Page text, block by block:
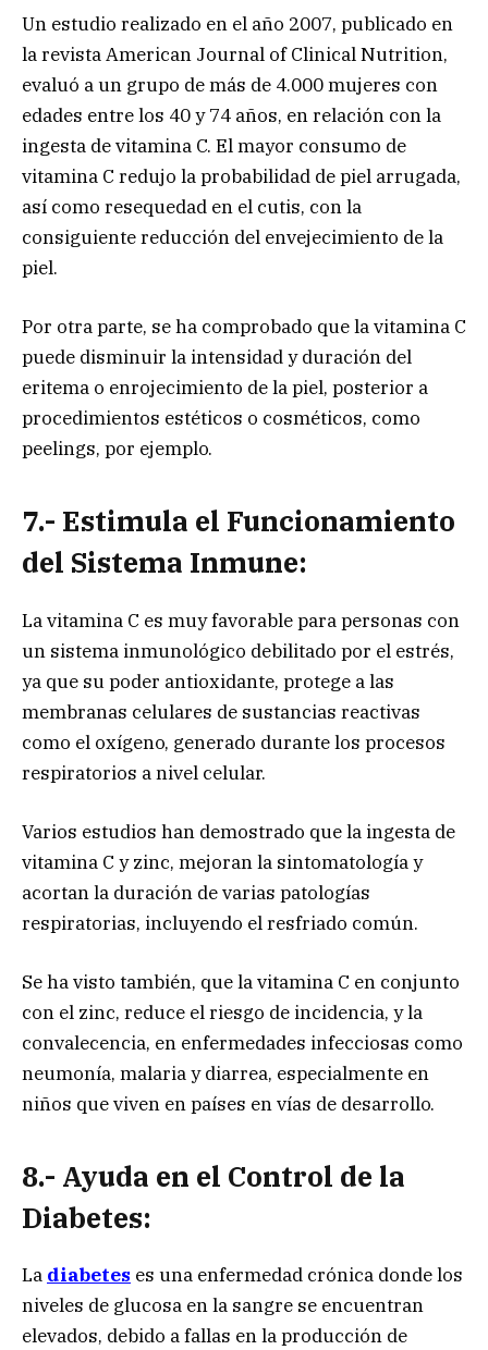
Un estudio realizado en el año 2007, publicado en
la revista American Journal of Clinical Nutrition,
evaluó a un grupo de más de 4.000 mujeres con
edades entre los 40 y 74 años, en relación con la
ingesta de vitamina C. El mayor consumo de
vitamina C redujo la probabilidad de piel arrugada,
así como resequedad en el cutis, con la
consiguiente reducción del envejecimiento de la
piel.
Por otra parte, se ha comprobado que la vitamina C
puede disminuir la intensidad y duración del
eritema o enrojecimiento de la piel, posterior a
procedimientos estéticos o cosméticos, como
peelings, por ejemplo.
7.- Estimula el Funcionamiento
del Sistema Inmune:
La vitamina C es muy favorable para personas con
un sistema inmunológico debilitado por el estrés,
ya que su poder antioxidante, protege a las
membranas celulares de sustancias reactivas
como el oxígeno, generado durante los procesos
respiratorios a nivel celular.
Varios estudios han demostrado que la ingesta de
vitamina C y zinc, mejoran la sintomatología y
acortan la duración de varias patologías
respiratorias, incluyendo el resfriado común.
Se ha visto también, que la vitamina C en conjunto
con el zinc, reduce el riesgo de incidencia, y la
convalecencia, en enfermedades infecciosas como
neumonía, malaria y diarrea, especialmente en
niños que viven en países en vías de desarrollo.
8.- Ayuda en el Control de la
Diabetes:
La diabetes es una enfermedad crónica donde los
niveles de glucosa en la sangre se encuentran
elevados, debido a fallas en la producción de